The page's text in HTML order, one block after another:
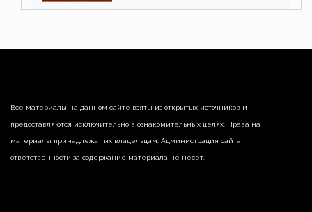
Все материалы на данном сайте взяты из открытых источников и
предоставляются исключительно в ознакомительных целях. Права на
материалы принадлежат их владельцам. Администрация сайта
ответственности за содержание материала не несет.